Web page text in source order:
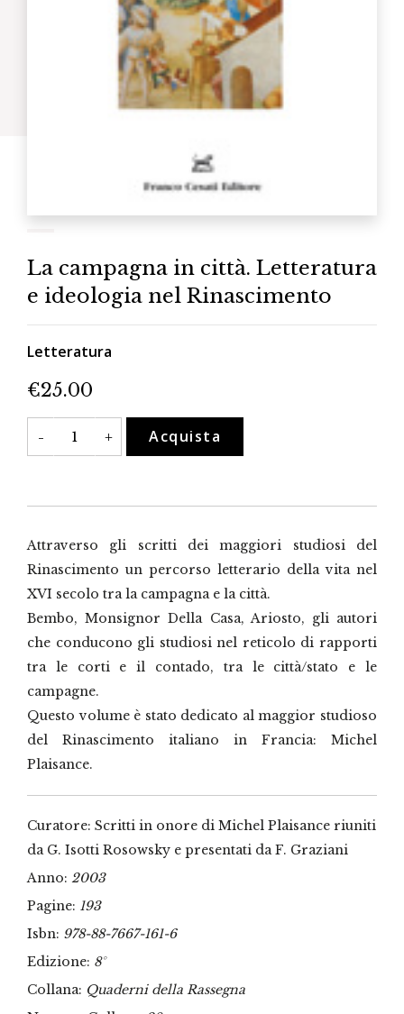
La campagna in città. Letteratura
e ideologia nel Rinascimento
Letteratura
€25.00
-
La
campagna
in
ideologia
Rinascimento
quantità
+ Acquista
Attraverso gli scritti dei maggiori studiosi del
Rinascimento un percorso letterario della vita nel
XVI secolo tra la campagna e la città.
Bembo, Monsignor Della Casa, Ariosto, gli autori
che conducono gli studiosi nel reticolo di rapporti
tra le corti e il contado, tra le città/stato e le
campagne.
Questo volume è stato dedicato al maggior studioso
del Rinascimento italiano in Francia: Michel
Plaisance.
Curatore: Scritti in onore di Michel Plaisance riuniti
da G. Isotti Rosowsky e presentati da F. Graziani
Anno: 2003
Pagine: 193
Isbn: 978-88-7667-161-6
Edizione: 8°
Collana: Quaderni della Rassegna